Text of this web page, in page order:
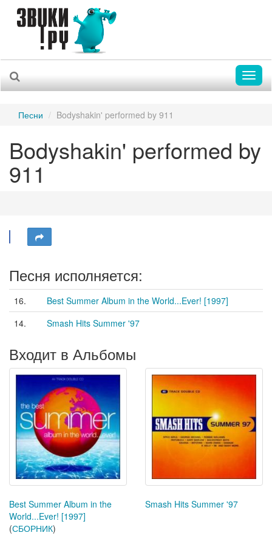
Песни Bodyshakin' performed by 911
Bodyshakin' performed by
911
Песня исполняется:
16.
Best Summer Album in the World...Ever! [1997]
14.
Smash Hits Summer '97
Входит в Альбомы
Best Summer Album in the
World...Ever! [1997]
(СБОРНИК)
Smash Hits Summer '97